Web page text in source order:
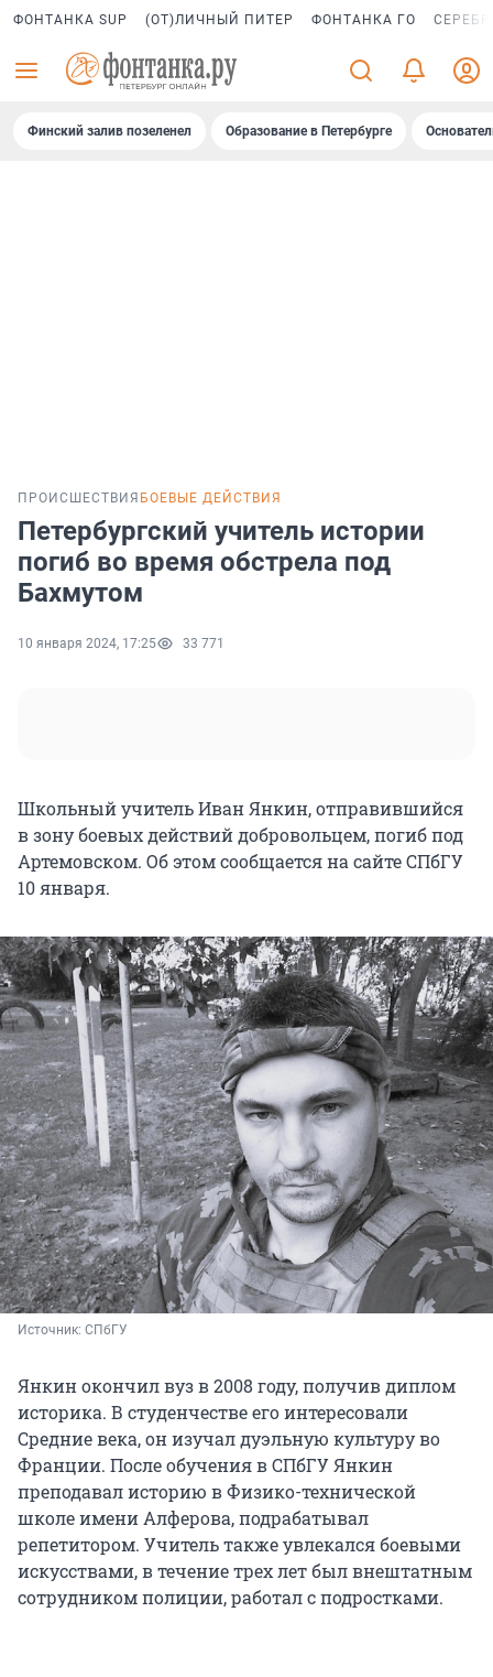
ФОНТАНКА SUP (ОТ)ЛИЧНЫЙ ПИТЕР ФОНТАНКА ГО
Финский залив позеленел Образование в Петербурге
ПРОИСШЕСТВИЯ БОЕВЫЕ ДЕЙСТВИЯ
Петербургский учитель истории
погиб во время обстрела под
Бахмутом
10 января 2024, 17:25 33 771
Школьный учитель Иван Янкин, отправившийся
в зону боевых действий добровольцем, погиб под
Артемовском. Об этом сообщается на сайте СПбГУ
10 января.
Источник: СПбГУ
Янкин окончил вуз в 2008 году, получив диплом
историка. В студенчестве его интересовали
Средние века, он изучал дуэльную культуру во
Франции. После обучения в СПбГУ Янкин
преподавал историю в Физико-технической
школе имени Алферова, подрабатывал
репетитором. Учитель также увлекался боевыми
искусствами, в течение трех лет был внештатным
сотрудником полиции, работал с подростками.